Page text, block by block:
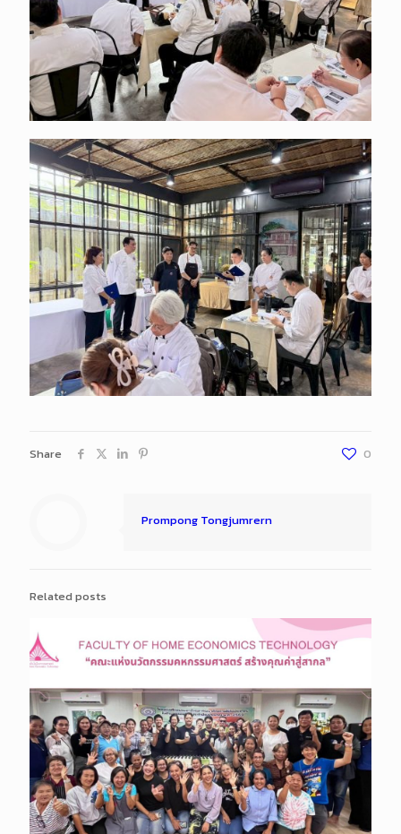
Share 0
Prompong Tongjumrern
Related posts